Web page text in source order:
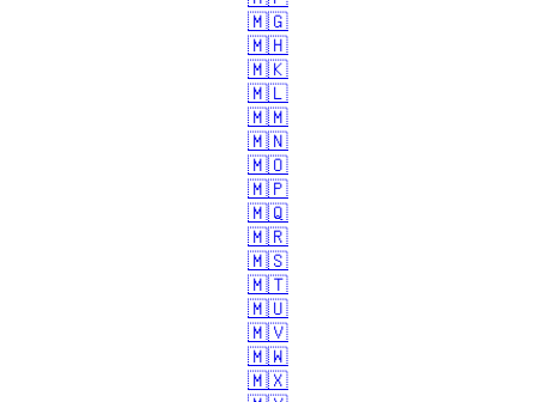
🇲🇬
🇲🇭
🇲🇰
🇲🇱
🇲🇲
🇲🇳
🇲🇴
🇲🇵
🇲🇶
🇲🇷
🇲🇸
🇲🇹
🇲🇺
🇲🇻
🇲🇼
🇲🇽